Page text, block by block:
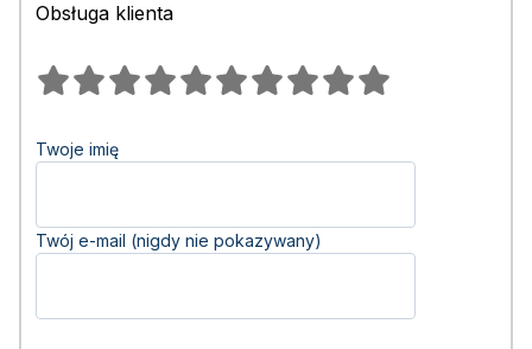
Obsługa klienta
Twoje imię
Twój e-mail (nigdy nie pokazywany)